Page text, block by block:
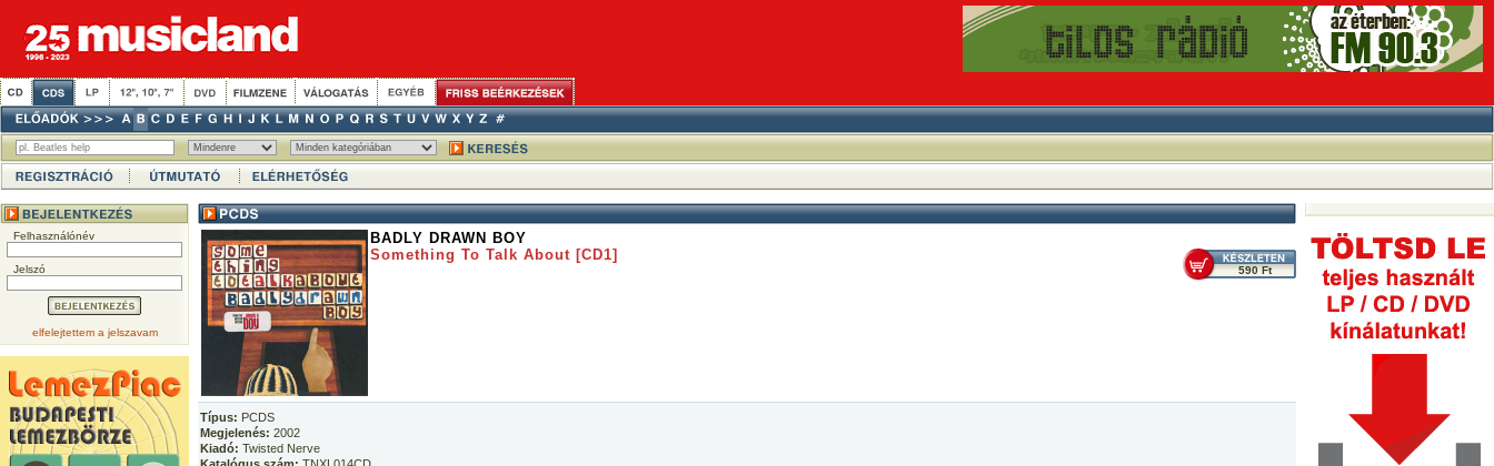
Felhasználónév
Jelszó
elfelejtettem a jelszavam
BADLY DRAWN BOY
Something To Talk About [CD1]
590 Ft
Típus: PCDS
Megjelenés: 2002
Kiadó: Twisted Nerve